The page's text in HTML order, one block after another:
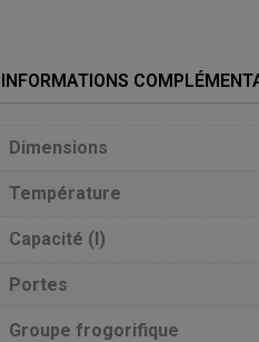
INFORMATIONS
Dimensions
Température
Capacité (l)
Portes
Groupe frogorifique